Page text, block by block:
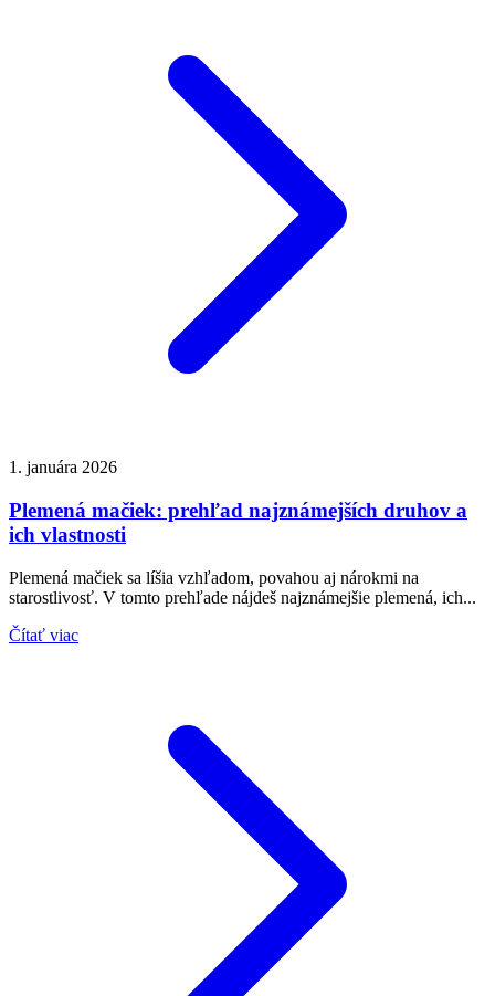
1. januára 2026
Plemená mačiek: prehľad najznámejších druhov a
ich vlastnosti
Plemená mačiek sa líšia vzhľadom, povahou aj nárokmi na
starostlivosť. V tomto prehľade nájdeš najznámejšie plemená, ich...
Čítať viac